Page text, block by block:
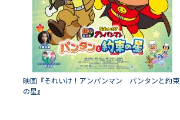
映画『それいけ！アンパンマン パンタンと約束
の星』